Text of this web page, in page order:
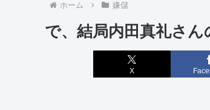
ホーム 嫌儲
で、結局内田真礼さ
X